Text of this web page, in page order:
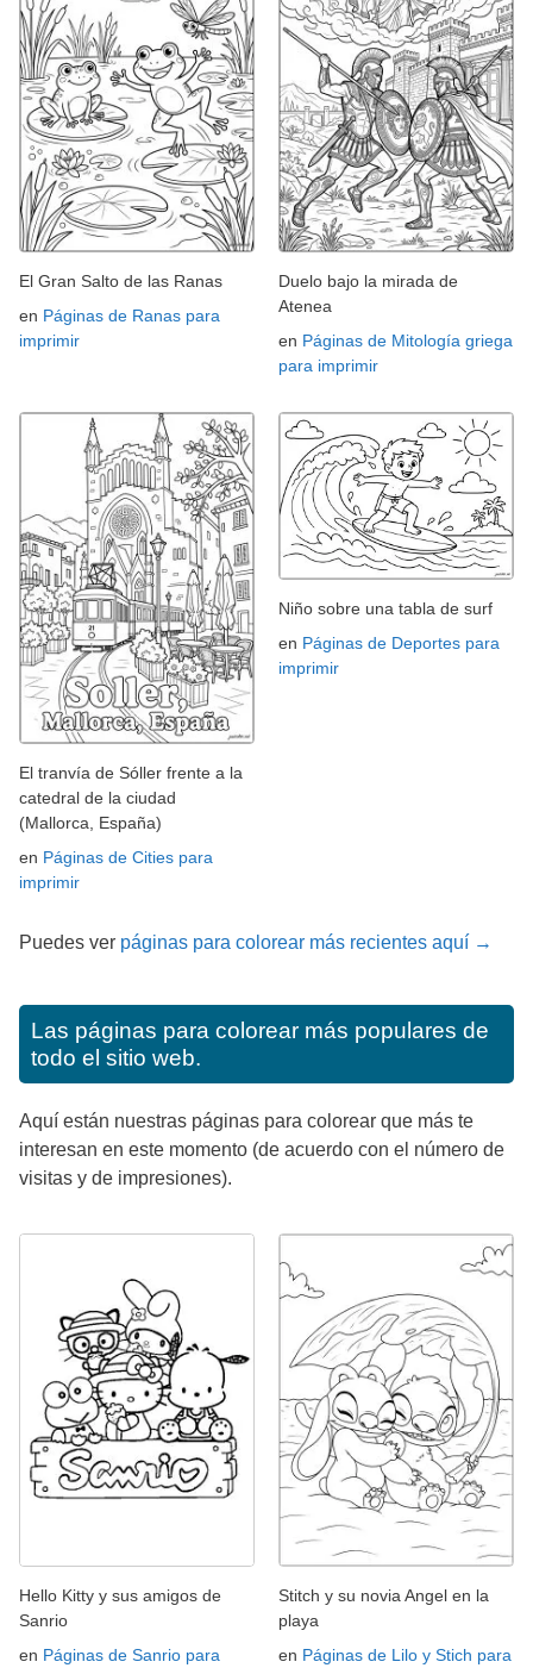
El Gran Salto de las Ranas
en Páginas de Ranas para
imprimir
Duelo bajo la mirada de
Atenea
en Páginas de Mitología griega
para imprimir
El tranvía de Sóller frente a la
catedral de la ciudad
(Mallorca, España)
en Páginas de Cities para
imprimir
Niño sobre una tabla de surf
en Páginas de Deportes para
imprimir
Puedes ver páginas para colorear más recientes aquí →
Las páginas para colorear más populares de
todo el sitio web.
Aquí están nuestras páginas para colorear que más te
interesan en este momento (de acuerdo con el número de
visitas y de impresiones).
Hello Kitty y sus amigos de
Sanrio
en Páginas de Sanrio para
Stitch y su novia Angel en la
playa
en Páginas de Lilo y Stich para